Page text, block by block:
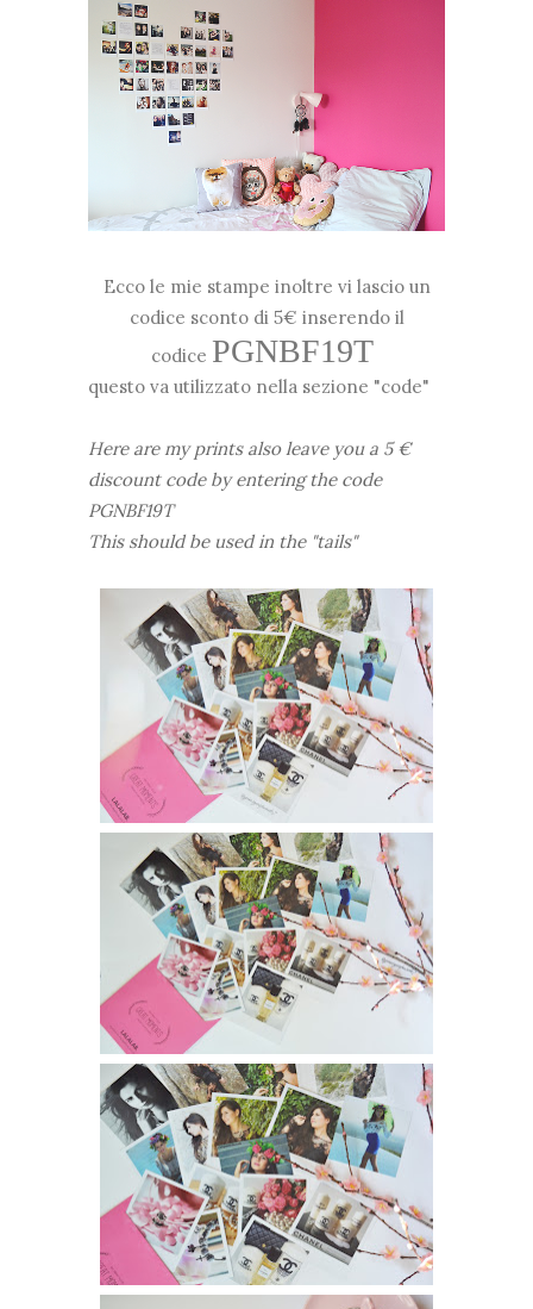
Ecco le mie stampe inoltre vi lascio un
codice sconto di 5€ inserendo il
codice PGNBF19T
questo va utilizzato nella sezione "code"
Here are my prints also leave you a 5 €
discount code by entering the code
PGNBF19T
This should be used in the "tails"